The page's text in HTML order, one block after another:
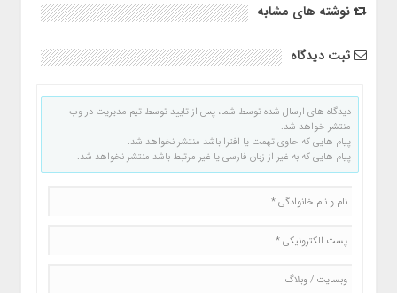
نوشته های مشابه
ثبت دیدگاه
دیدگاه های ارسال شده توسط شما، پس از تایید توسط تیم مدیریت در وب
منتشر خواهد شد.
پیام هایی که حاوی تهمت یا افترا باشد منتشر نخواهد شد.
پیام هایی که به غیر از زبان فارسی یا غیر مرتبط باشد منتشر نخواهد شد.